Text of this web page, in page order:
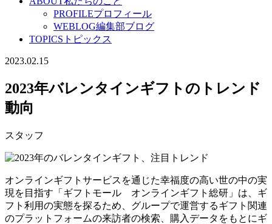
PROFILEプロフィール
WEBLOG編集部ブログ
TOPICS トピックス
2023.02.15
2023年バレンタインギフトのトレンド
動向
スタッフ
オンラインギフトサービスを通じた幸福度の高い世の中の実
現を目指す「ギフトモール オンラインギフト総研」は、ギ
フト利用の実態を探るため、グループで運営するギフト関連
のプラットフォームの来訪者の検索、購入データをもとにギ